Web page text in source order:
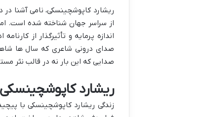
ریشارد کاپوشچینسکی، نامی آشنا
از سراسر جهان شناخته شده است.
اندازه پرمایه و تأثیرگذار از
صدای درونی شاعری که سال ها
صدایی که این بار نه در قالب نثر
ریشارد
زندگی ریشارد کاپوشچینسکی با